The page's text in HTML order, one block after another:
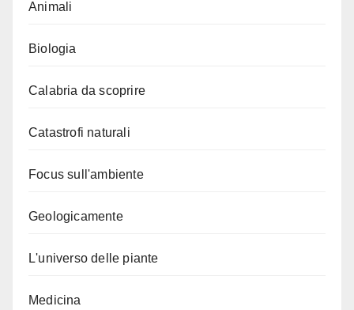
Animali
Biologia
Calabria da scoprire
Catastrofi naturali
Focus sull'ambiente
Geologicamente
L'universo delle piante
Medicina